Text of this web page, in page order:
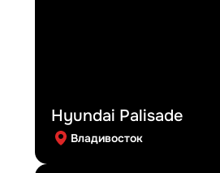
Hyundai Palisade
Владивосток